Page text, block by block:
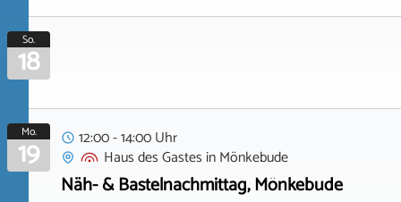
So.
18
Mo.
19
12:00 - 14:00 Uhr
Haus des Gastes inMönkebude
Näh- & Bastelnachmittag, Mönkebude